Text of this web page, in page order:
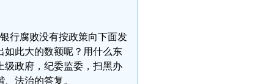
行腐败没有按政策向下面发
如此大的数额呢？用什么东
级政府，纪委监委，扫黑办
法治的答复。